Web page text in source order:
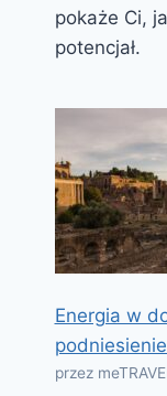
pokaże Ci,
potencjał.
Energia w
przez